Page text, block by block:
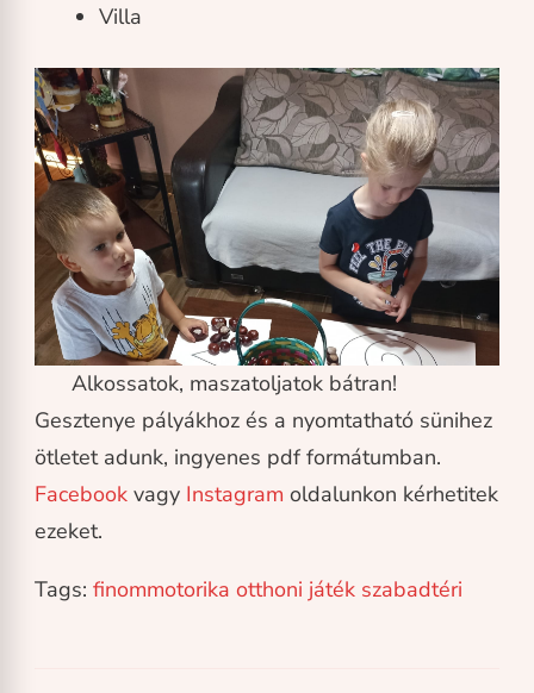
Villa
Alkossatok, maszatoljatok bátran!
Gesztenye pályákhoz és a nyomtatható sünihez
ötletet adunk, ingyenes pdf formátumban.
Facebook vagy Instagram oldalunkon kérhetitek
ezeket.
Tags: finommotorika otthoni játék szabadtéri